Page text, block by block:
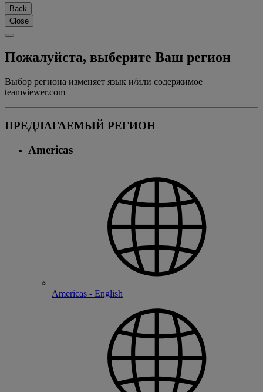
Back
Close
Пожалуйста, выберите Ваш регион
Выбор региона изменяет язык и/или содержимое
teamviewer.com
ПРЕДЛАГАЕМЫЙ РЕГИОН
Americas
Americas - English